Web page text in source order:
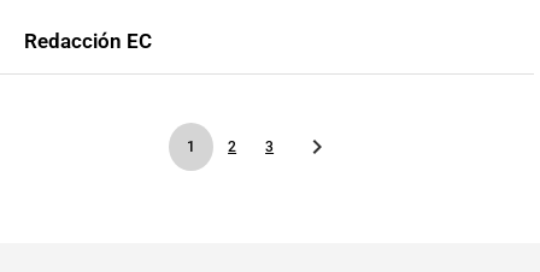
Redacción EC
1 2 3